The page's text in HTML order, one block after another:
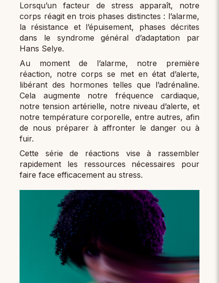
Lorsqu’un facteur de stress apparaît, notre
corps réagit en trois phases distinctes : l’alarme,
la résistance et l’épuisement, phases décrites
dans le syndrome général d’adaptation par
Hans Selye.
Au moment de l’alarme, notre première
réaction, notre corps se met en état d’alerte,
libérant des hormones telles que l’adrénaline.
Cela augmente notre fréquence cardiaque,
notre tension artérielle, notre niveau d’alerte, et
notre température corporelle, entre autres, afin
de nous préparer à affronter le danger ou à
fuir.
Cette série de réactions vise à rassembler
rapidement les ressources nécessaires pour
faire face efficacement au stress.